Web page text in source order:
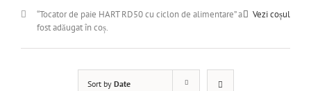
Vezi coșul
“Tocator de paie HART RD50 cu ciclon de alimentare” a
fost adăugat în coș.
Sort by Date